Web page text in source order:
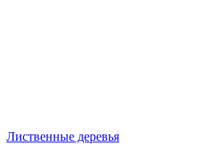
Лиственные деревья